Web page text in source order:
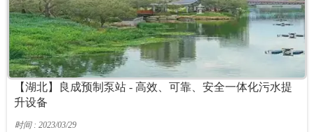
【湖北】良成预制泵站 - 高效、可靠、安全一体化污水提
升设备
时间 : 2023/03/29